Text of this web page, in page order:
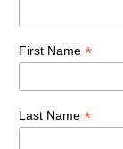
First Name *
Last Name *